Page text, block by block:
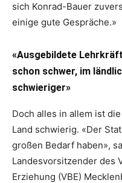
sich Konrad-Bauer
einige gute Gespräche.»
«Ausgebildete
schon schwer, im
schwieriger»
Doch alles in allem ist
Land schwierig. «Der
großen Bedarf haben»,
Landesvorsitzender des
Erziehung (VBE)